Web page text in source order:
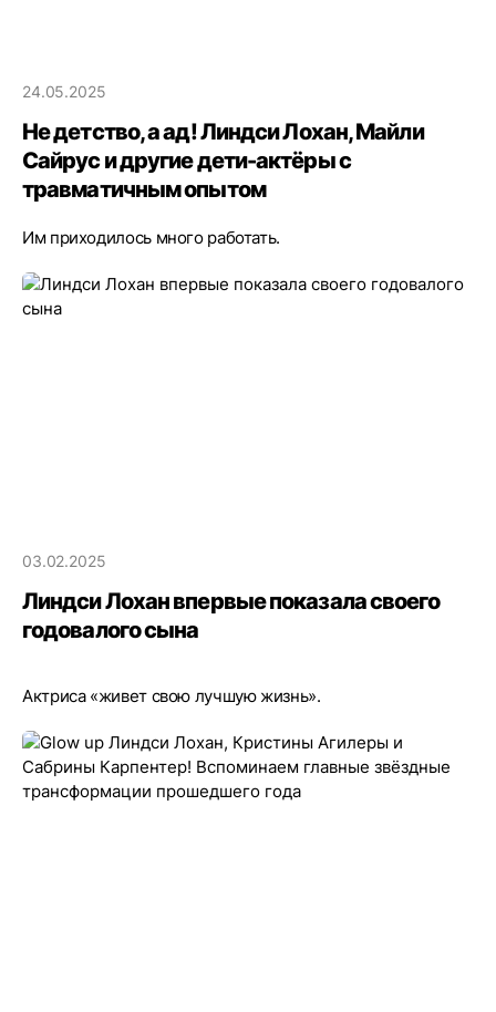
24.05.2025
Не детство, а ад! Линдси Лохан, Майли
Сайрус и другие дети-актёры с
травматичным опытом
Им приходилось много работать.
03.02.2025
Линдси Лохан впервые показала своего
годовалого сына
Актриса «живет свою лучшую жизнь».